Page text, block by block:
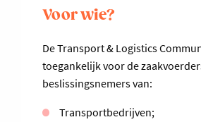
Voor wie?
De Transport & Logistics
toegankelijk voor de
beslissingsnemers van:
Transportbedrijven;